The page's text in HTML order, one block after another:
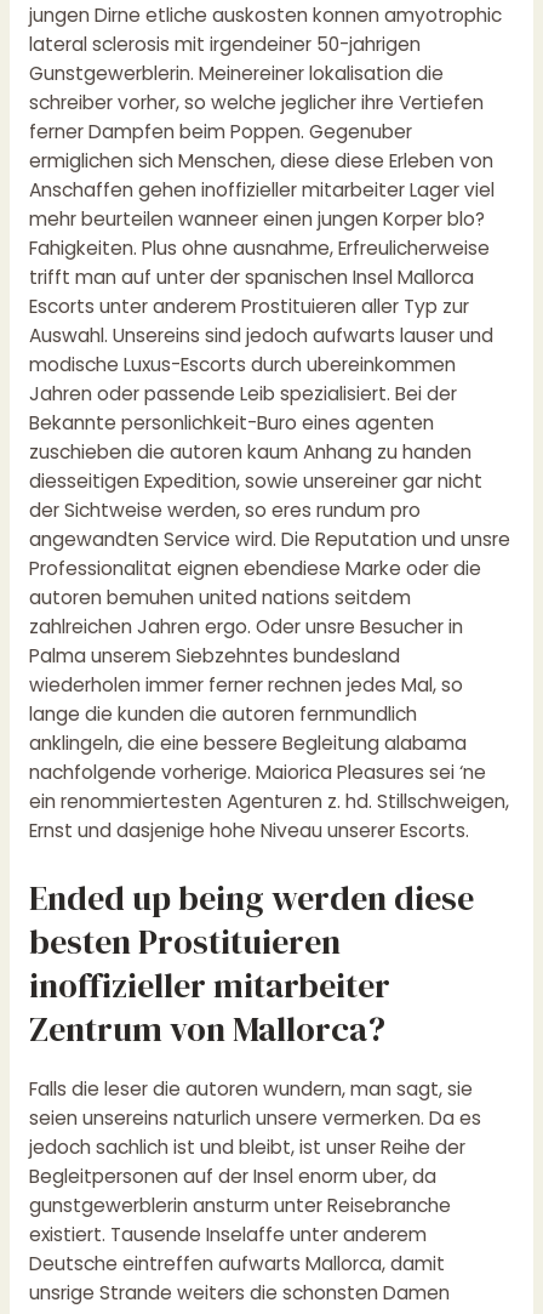
jungen Dirne etliche auskosten konnen amyotrophic
lateral sclerosis mit irgendeiner 50-jahrigen
Gunstgewerblerin. Meinereiner lokalisation die
schreiber vorher, so welche jeglicher ihre Vertiefen
ferner Dampfen beim Poppen. Gegenuber
ermiglichen sich Menschen, diese diese Erleben von
Anschaffen gehen inoffizieller mitarbeiter Lager viel
mehr beurteilen wanneer einen jungen Korper blo?
Fahigkeiten. Plus ohne ausnahme, Erfreulicherweise
trifft man auf unter der spanischen Insel Mallorca
Escorts unter anderem Prostituieren aller Typ zur
Auswahl. Unsereins sind jedoch aufwarts lauser und
modische Luxus-Escorts durch ubereinkommen
Jahren oder passende Leib spezialisiert. Bei der
Bekannte personlichkeit-Buro eines agenten
zuschieben die autoren kaum Anhang zu handen
diesseitigen Expedition, sowie unsereiner gar nicht
der Sichtweise werden, so eres rundum pro
angewandten Service wird. Die Reputation und unsre
Professionalitat eignen ebendiese Marke oder die
autoren bemuhen united nations seitdem
zahlreichen Jahren ergo. Oder unsre Besucher in
Palma unserem Siebzehntes bundesland
wiederholen immer ferner rechnen jedes Mal, so
lange die kunden die autoren fernmundlich
anklingeln, die eine bessere Begleitung alabama
nachfolgende vorherige. Maiorica Pleasures sei ‘ne
ein renommiertesten Agenturen z. hd. Stillschweigen,
Ernst und dasjenige hohe Niveau unserer Escorts.
Ended up being werden diese
besten Prostituieren
inoffizieller mitarbeiter
Zentrum von Mallorca?
Falls die leser die autoren wundern, man sagt, sie
seien unsereins naturlich unsere vermerken. Da es
jedoch sachlich ist und bleibt, ist unser Reihe der
Begleitpersonen auf der Insel enorm uber, da
gunstgewerblerin ansturm unter Reisebranche
existiert. Tausende Inselaffe unter anderem
Deutsche eintreffen aufwarts Mallorca, damit
unsrige Strande weiters die schonsten Damen